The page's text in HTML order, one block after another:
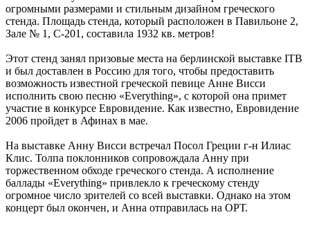
огромными размерами и стильным дизайном греческого
стенда. Площадь стенда, который расположен в Павильоне 2,
Зале № 1, C-201, составила 1932 кв. метров!
Этот стенд занял призовые места на берлинской выставке ITB
и был доставлен в Россию для того, чтобы предоставить
возможность известной греческой певице Анне Висси
исполнить свою песню «Everything», с которой она примет
участие в конкурсе Евровидение. Как известно, Евровидение
2006 пройдет в Афинах в мае.
На выставке Анну Висси встречал Посол Греции г-н Илиас
Клис. Толпа поклонников сопровождала Анну при
торжественном обходе греческого стенда. А исполнение
баллады «Everything» привлекло к греческому стенду
огромное число зрителей со всей выставки. Однако на этом
концерт был окончен, и Анна отправилась на ОРТ.